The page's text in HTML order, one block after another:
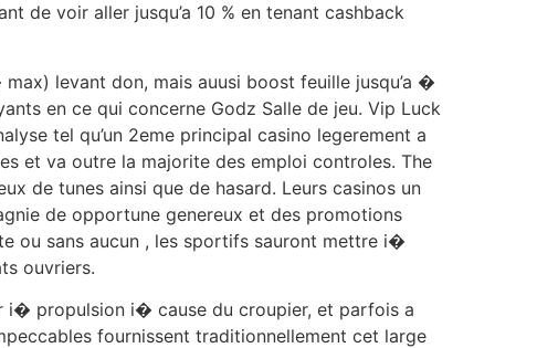
de voir aller jusqu’a 10 % en tenant cashback
levant don, mais auusi boost feuille jusqu’a �
en ce qui concerne Godz Salle de jeu. Vip Luck
tel qu’un 2eme principal casino legerement a
et va outre la majorite des emploi controles. The
de tunes ainsi que de hasard. Leurs casinos un
de opportune genereux et des promotions
ou sans aucun , les sportifs sauront mettre i�
ouvriers.
i� propulsion i� cause du croupier, et parfois a
fournissent traditionnellement cet large